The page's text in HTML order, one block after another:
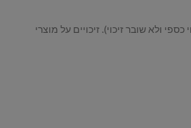
ולא שובר זיכוי). זיכויים על מוצרי